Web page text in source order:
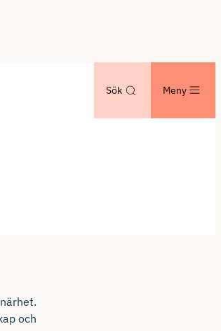
Sök Meny
och